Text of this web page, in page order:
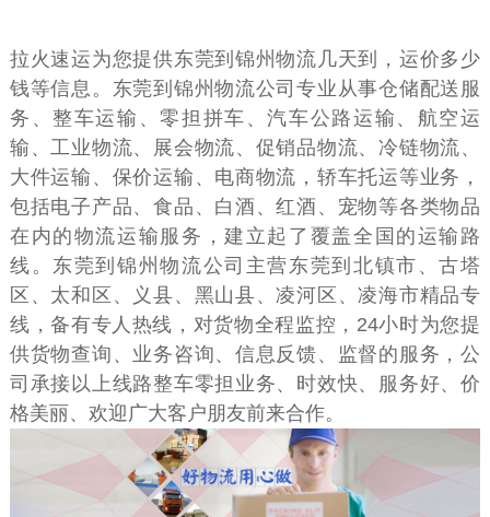
拉火速运为您提供东莞到锦州物流几天到，运价多少
钱等信息。东莞到锦州物流公司专业从事仓储配送服
务、整车运输、零担拼车、汽车公路运输、航空运
输、工业物流、展会物流、促销品物流、冷链物流、
大件运输、保价运输、电商物流，轿车托运等业务，
包括电子产品、食品、白酒、红酒、宠物等各类物品
在内的物流运输服务，建立起了覆盖全国的运输路
线。东莞到锦州物流公司主营东莞到北镇市、古塔
区、太和区、义县、黑山县、凌河区、凌海市精品专
线，备有专人热线，对货物全程监控，24小时为您提
供货物查询、业务咨询、信息反馈、监督的服务，公
司承接以上线路整车零担业务、时效快、服务好、价
格美丽、欢迎广大客户朋友前来合作。